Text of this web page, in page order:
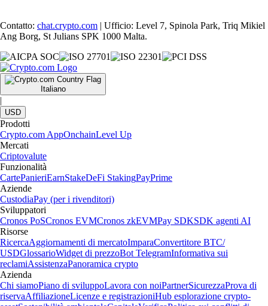
Contatto: chat.crypto.com | Ufficio: Level 7, Spinola Park, Triq Mikiel
Ang Borg, St Julians SPK 1000 Malta.
Italiano
|
USD
Prodotti
Crypto.com AppOnchainLevel Up
Mercati
Criptovalute
Funzionalità
CartePanieriEarnStakeDeFi StakingPayPrime
Aziende
CustodiaPay (per i rivenditori)
Sviluppatori
Cronos PoSCronos EVMCronos zkEVMPay SDKSDK agenti AI
Risorse
RicercaAggiornamenti di mercatoImparaConvertitore BTC/
USDGlossarioWidget di prezzoBot TelegramInformativa sui
reclamiAssistenzaPanoramica crypto
Azienda
Chi siamoPiano di sviluppoLavora con noiPartnerSicurezzaProva di
riservaAffiliazioneLicenze e registrazioniHub esplorazione crypto-